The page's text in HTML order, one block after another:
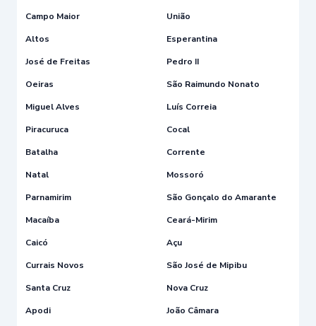
Campo Maior
União
Altos
Esperantina
José de Freitas
Pedro II
Oeiras
São Raimundo Nonato
Miguel Alves
Luís Correia
Piracuruca
Cocal
Batalha
Corrente
Natal
Mossoró
Parnamirim
São Gonçalo do Amarante
Macaíba
Ceará-Mirim
Caicó
Açu
Currais Novos
São José de Mipibu
Santa Cruz
Nova Cruz
Apodi
João Câmara